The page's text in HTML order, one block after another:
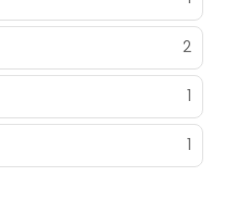
2
1
1